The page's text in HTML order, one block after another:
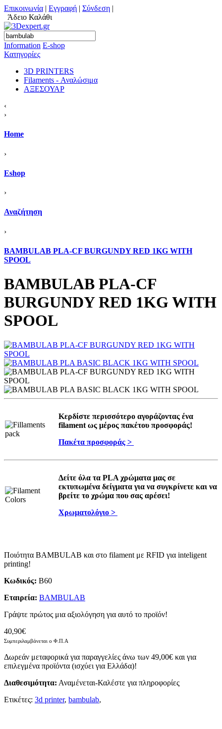
Επικοινωνία | Εγγραφή | Σύνδεση |
Άδειο Καλάθι
Information Ε-shop
Κατηγορίες
3D PRINTERS
Filaments - Αναλώσιμα
ΑΞΕΣΟΥΑΡ
‹
›
Home
›
Eshop
›
Αναζήτηση
›
BAMBULAB PLA-CF BURGUNDY RED 1KG WITH
SPOOL
BAMBULAB PLA-CF
BURGUNDY RED 1KG WITH
SPOOL
Κερδίστε περισσότερο αγοράζοντας ένα
filament ως μέρος πακέτου προσφοράς!
Πακέτα προσφοράς >
Δείτε όλα τα PLA χρώματα μας σε
εκτυπωμένα δείγματα για να συγκρίνετε και να
βρείτε το χρώμα που σας αρέσει!
Χρωματολόγιο >
Ποιότητα BAMBULAB και στο filament με RFID για inteligent
printing!
Κωδικός: B60
Εταιρεία: BAMBULAB
Γράψτε πρώτος μια αξιολόγηση για αυτό το προϊόν!
40,90€
Συμπεριλαμβάνεται ο Φ.Π.Α
Δωρεάν μεταφορικά για παραγγελίες άνω των 49,00€ και για
επιλεγμένα προϊόντα (ισχύει για Ελλάδα)!
Διαθεσιμότητα: Αναμένεται-Καλέστε για πληροφορίες
Ετικέτες: 3d printer, bambulab,